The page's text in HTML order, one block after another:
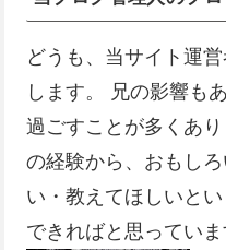
どうも、当サイト運
します。 兄の影響も
過ごすことが多くあ
の経験から、おもし
い・教えてほしいと
できればと思っていま